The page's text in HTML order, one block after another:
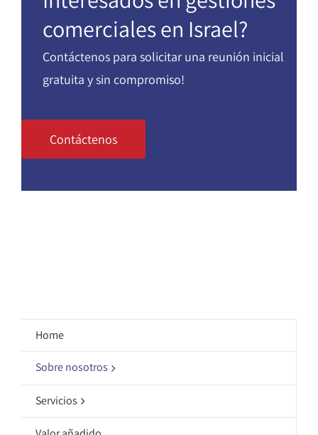
comerciales en Israel?
Contáctenos para solicitar una reunión inicial
gratuita y sin compromiso!
Contáctenos
Home
Sobre nosotros
Servicios